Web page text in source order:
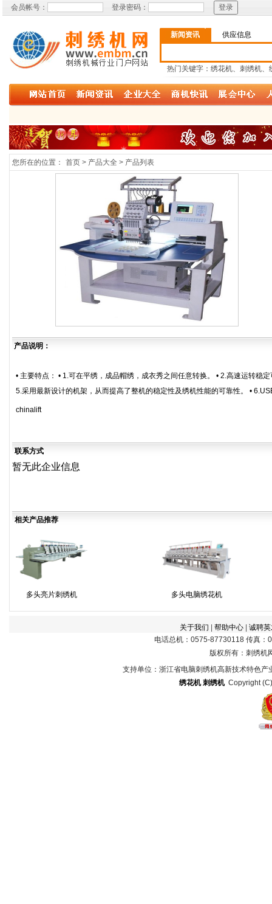
会员帐号： 登录密码：
新闻资讯 供应信息
热门关键字：绣花机、刺绣机、
您所在的位置： 首页 > 产品大全 > 产品列表
产品说明：
• 主要特点： • 1.可在平绣，成品帽绣，成衣秀之间任意转换。 • 2.高速运转稳
5.采用最新设计的机架，从而提高了整机的稳定性及绣机性能的可靠性。 •
chinalift
联系方式
暂无此企业信息
相关产品推荐
多头亮片刺绣机 多头电脑绣花机
关于我们 帮助中心
诚聘
电话总机：0575-87730118 传真
版权所有：刺绣机
支持单位：浙江省电脑刺绣机高新技术特色
绣花机 刺绣机Copyright